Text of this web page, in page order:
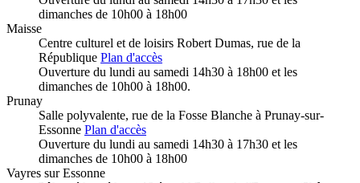
dimanches de 10h00 à 18h00
Maisse
Centre culturel et de loisirs Robert Dumas, rue de la
République Plan d'accès
Ouverture du lundi au samedi 14h30 à 18h00 et les
dimanches de 10h00 à 18h00.
Prunay
Salle polyvalente, rue de la Fosse Blanche à Prunay-sur-
Essonne Plan d'accès
Ouverture du lundi au samedi 14h30 à 17h30 et les
dimanches de 10h00 à 18h00
Vayres sur Essonne